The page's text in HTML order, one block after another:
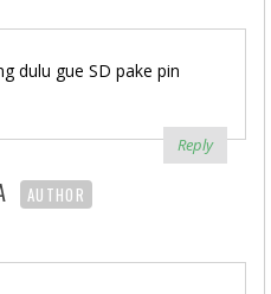
dulu gue SD pake pin
Reply
AUTHOR